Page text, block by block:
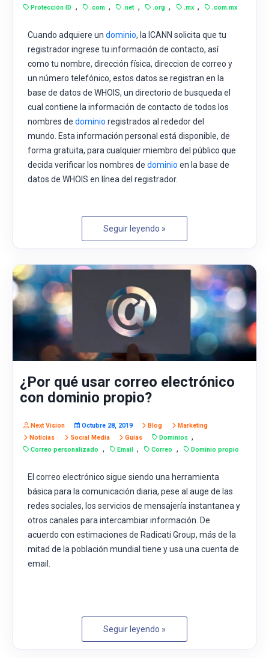
Protección ID , .com , .net , .org , .mx , .com.mx
Cuando adquiere un dominio, la ICANN solicita que tu
registrador ingrese tu información de contacto, así
como tu nombre, dirección física, direccion de correo y
un número telefónico, estos datos se registran en la
base de datos de WHOIS, un directorio de busqueda el
cual contiene la información de contacto de todos los
nombres de dominio registrados al rededor del
mundo. Esta información personal está disponible, de
forma gratuita, para cualquier miembro del público que
decida verificar los nombres de dominio en la base de
datos de WHOIS en línea del registrador.
Seguir leyendo »
¿Por qué usar correo electrónico
con dominio propio?
Next Vision Octubre 28, 2019 Blog
Marketing
Noticias
Social Media Guías Dominios ,
Correo personalizado , Email , Correo , Dominio propio
El correo electrónico sigue siendo una herramienta
básica para la comunicación diaria, pese al auge de las
redes sociales, los servicios de mensajería instantanea y
otros canales para intercambiar información. De
acuerdo con estimaciones de Radicati Group, más de la
mitad de la población mundial tiene y usa una cuenta de
email.
Seguir leyendo »